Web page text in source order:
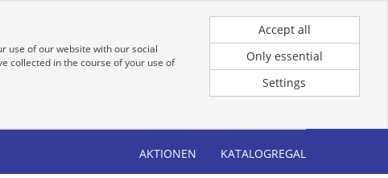
Anmeldung für Kunden
AKTIONEN KATALOGREGAL
use of our website with our social
collected in the course of your use of
Accept all
Only essential
Settings